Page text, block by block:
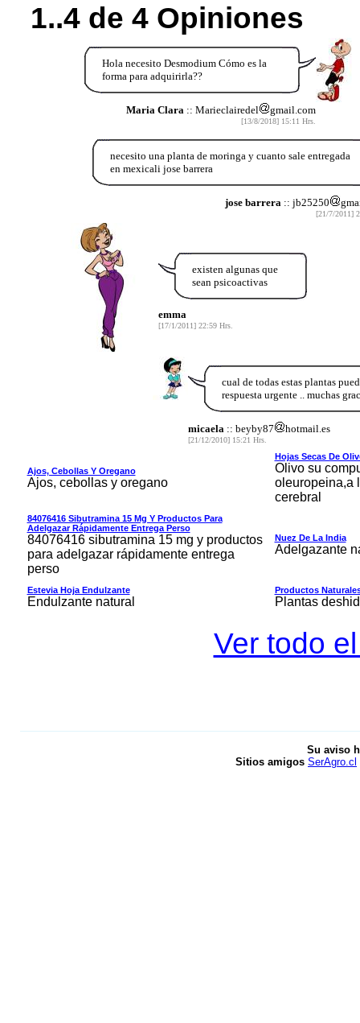
1..4 de 4 Opiniones
Hola necesito Desmodium Cómo es la
forma para adquirirla??
Maria Clara :: Marieclairedel gmail.com
[13/8/2018] 15:11 Hrs.
necesito una planta de moringa y cuanto sale entregada
en mexicali jose barrera
jose barrera :: jb25250
[21/7/2011]
existen algunas que
sean psicoactivas
emma
[17/1/2011] 22:59 Hrs.
cual de todas estas plantas
respuesta urgente .. muchas
micaela :: beyby87 hotmail.es
[21/12/2010] 15:21 Hrs.
Ajos, Cebollas Y Oregano
Ajos, cebollas y oregano
Hojas Secas De
Olivo su
oleuropeina,a
cerebral
84076416 Sibutramina 15 Mg Y Productos Para
Adelgazar Rápidamente Entrega Perso
84076416 sibutramina 15 mg y productos
para adelgazar rápidamente entrega
perso
Nuez De La India
Adelgazante
Estevia Hoja Endulzante
Endulzante natural
Productos
Plantas
Ver todo
Su aviso
Sitios amigos SerAgro.cl